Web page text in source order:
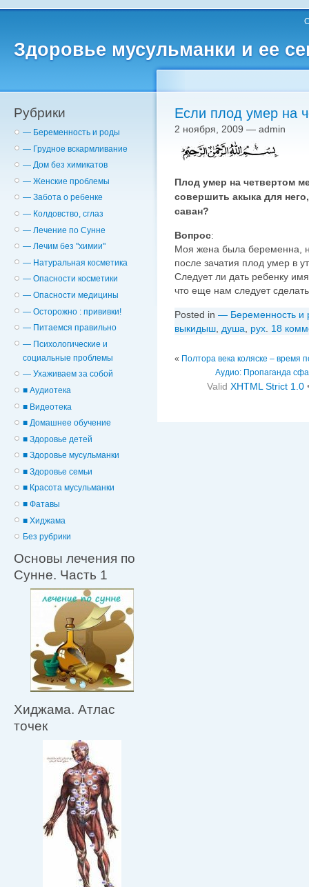
Здоровье мусульманки и ее
Рубрики
— Беременность и роды
— Грудное вскармливание
— Дом без химикатов
— Женские проблемы
— Забота о ребенке
— Колдовство, сглаз
— Лечение по Сунне
— Лечим без "химии"
— Натуральная косметика
— Опасности косметики
— Опасности медицины
— Осторожно : прививки!
— Питаемся правильно
— Психологические и
cоциальные проблемы
— Ухаживаем за собой
■ Аудиотека
■ Видеотека
■ Домашнее обучение
■ Здоровье детей
■ Здоровье мусульманки
■ Здоровье семьи
■ Красота мусульманки
■ Фатавы
■ Хиджама
Без рубрики
Основы лечения по
Сунне. Часть 1
Хиджама. Атлас
точек
Если плод умер на
2 ноября, 2009 — admin
Плод умер на четвертом
совершить акыка для
саван?
Вопрос:
Моя жена была беременна,
после зачатия плод умер в
Следует ли дать ребенку
что еще нам следует
Posted in — Беременность и
выкидыш, душа, рух. 18
« Полтора века коляске – время
Аудио: Пропаганда
ValidXHTML Strict 1.0